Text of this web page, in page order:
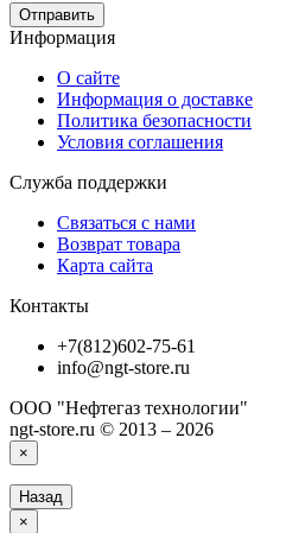
Отправить
Информация
О сайте
Информация о доставке
Политика безопасности
Условия соглашения
Служба поддержки
Связаться с нами
Возврат товара
Карта сайта
Контакты
+7(812)602-75-61
info@ngt-store.ru
ООО "Нефтегаз технологии"
ngt-store.ru © 2013 – 2026
×
Назад
×